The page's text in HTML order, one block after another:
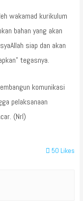
wakamad kurikulum
bahan yang akan
siap dan akan
tegasnya.
komunikasi
pelaksanaan
(Nrl)
50 Likes